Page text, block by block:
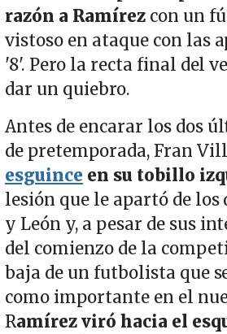
razón a Ramírezcon un
vistoso en ataque con las
'8'. Pero la recta final del
dar un quiebro.
Antes de encarar los dos
de pretemporada, Fran
esguince en su tobillo
lesión que le apartó de los
y León y, a pesar de sus
del comienzo de la
baja de un futbolista que
como importante en el
Ramírez viró hacia el